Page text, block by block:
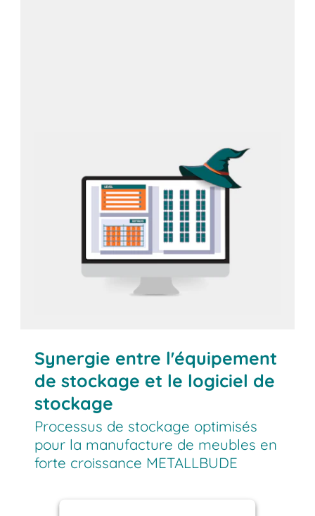
Paquet complet de soins dans le cloud !
Synergie entre l'équipement
de stockage et le logiciel de
stockage
Processus de stockage optimisés
pour la manufacture de meubles en
forte croissance METALLBUDE